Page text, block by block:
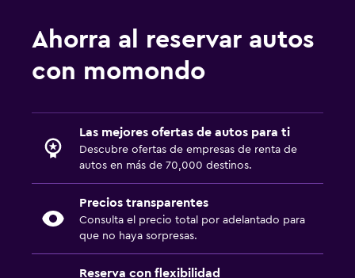
Ahorra al reservar autos
con momondo
Las mejores ofertas de autos para ti
Descubre ofertas de empresas de renta de
autos en más de 70,000 destinos.
Precios transparentes
Consulta el precio total por adelantado para
que no haya sorpresas.
Reserva con flexibilidad